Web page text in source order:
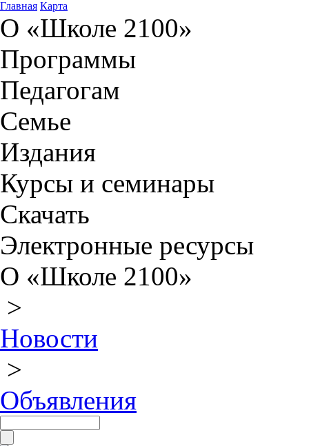
Главная Карта
О «Школе 2100»
Программы
Педагогам
Семье
Издания
Курсы и семинары
Скачать
Электронные ресурсы
О «Школе 2100»
>
Новости
>
Объявления